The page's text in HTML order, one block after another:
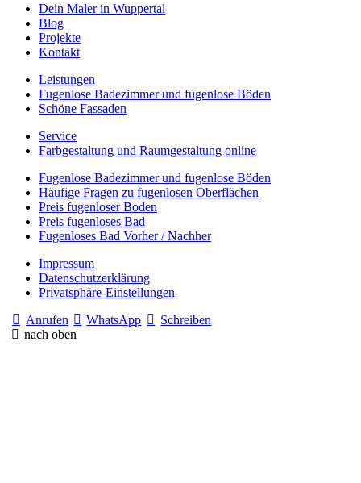
Dein Maler in Wuppertal
Blog
Projekte
Kontakt
Leistungen
Fugenlose Badezimmer und fugenlose Böden
Schöne Fassaden
Service
Farbgestaltung und Raumgestaltung online
Fugenlose Badezimmer und fugenlose Böden
Häufige Fragen zu fugenlosen Oberflächen
Preis fugenloser Boden
Preis fugenloses Bad
Fugenloses Bad Vorher / Nachher
Impressum
Datenschutzerklärung
Privatsphäre-Einstellungen
Anrufen
WhatsApp
Schreiben
nach oben